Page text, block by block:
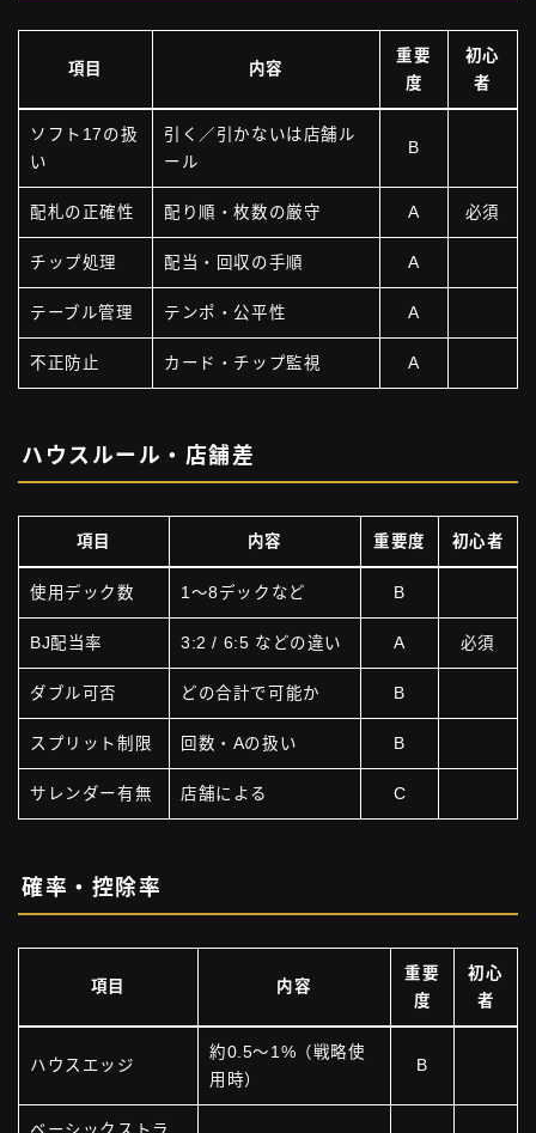
項目 内容
重要
度
初心
者
ソフト17の扱
い
引く／引かないは店舗ル
ール
B
配札の正確性 配り順・枚数の厳守 A 必須
チップ処理 配当・回収の手順 A
テーブル管理 テンポ・公平性 A
不正防止 カード・チップ監視 A
ハウスルール・店舗差
項目 内容 重要度 初心者
使用デック数 1〜8デックなど B
BJ配当率 3:2 / 6:5 などの違い A 必須
ダブル可否 どの合計で可能か B
スプリット制限 回数・Aの扱い B
サレンダー有無 店舗による C
確率・控除率
項目 内容
重要
度
初心
者
ハウスエッジ
約0.5〜1%（戦略使
用時）
B